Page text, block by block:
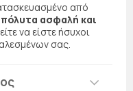
από
ασφαλή και
να είστε ήσυχοι
σας.